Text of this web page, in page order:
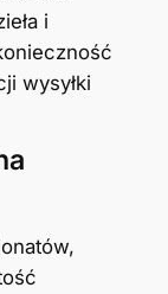
i
wysyłki